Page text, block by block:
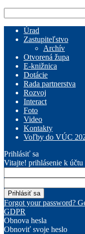
Úrad
Zastupiteľstvo
Archív
Otvorená župa
E-knižnica
Dotácie
Rada partnerstva
Rozvoj
Interact
Foto
Video
Kontakty
Voľby do VÚC
Prihlásiť sa
Vitajte! prihlásenie k účtu
Forgot your password?
GDPR
Obnova hesla
Obnoviť svoje heslo